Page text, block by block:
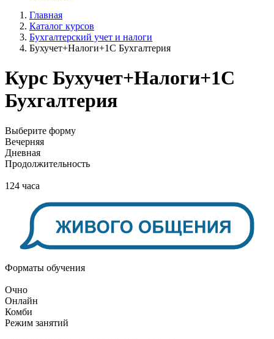
Главная
Каталог курсов
Бухгалтерский учет и налоги
Бухучет+Налоги+1С Бухгалтерия
Курс Бухучет+Налоги+1С
Бухгалтерия
Выберите форму
Вечерняя
Дневная
Продолжительность
124 часа
Форматы обучения
Очно
Онлайн
Комби
Режим занятий